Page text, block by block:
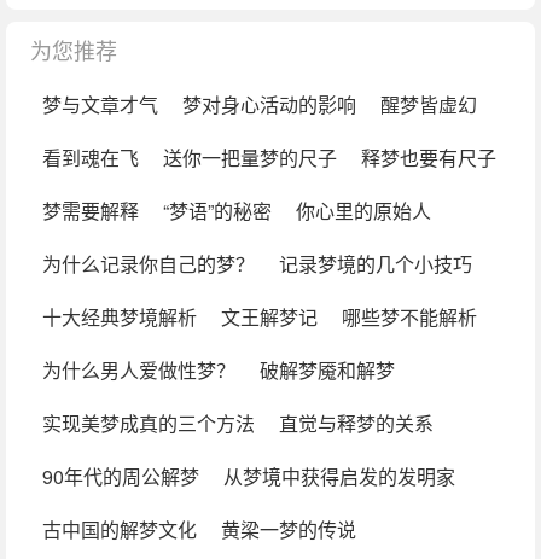
为您推荐
梦与文章才气 梦对身心活动的影响
醒梦皆虚幻
看到魂在飞
送你一把量梦的尺子
释梦也要有尺子
梦需要解释
“梦语”的秘密
你心里的原始人
为什么记录你自己的梦？
记录梦境的几个小技巧
十大经典梦境解析
文王解梦记
哪些梦不能解析
为什么男人爱做性梦？
破解梦魇和解梦
实现美梦成真的三个方法
直觉与释梦的关系
90年代的周公解梦
从梦境中获得启发的发明家
古中国的解梦文化
黄梁一梦的传说